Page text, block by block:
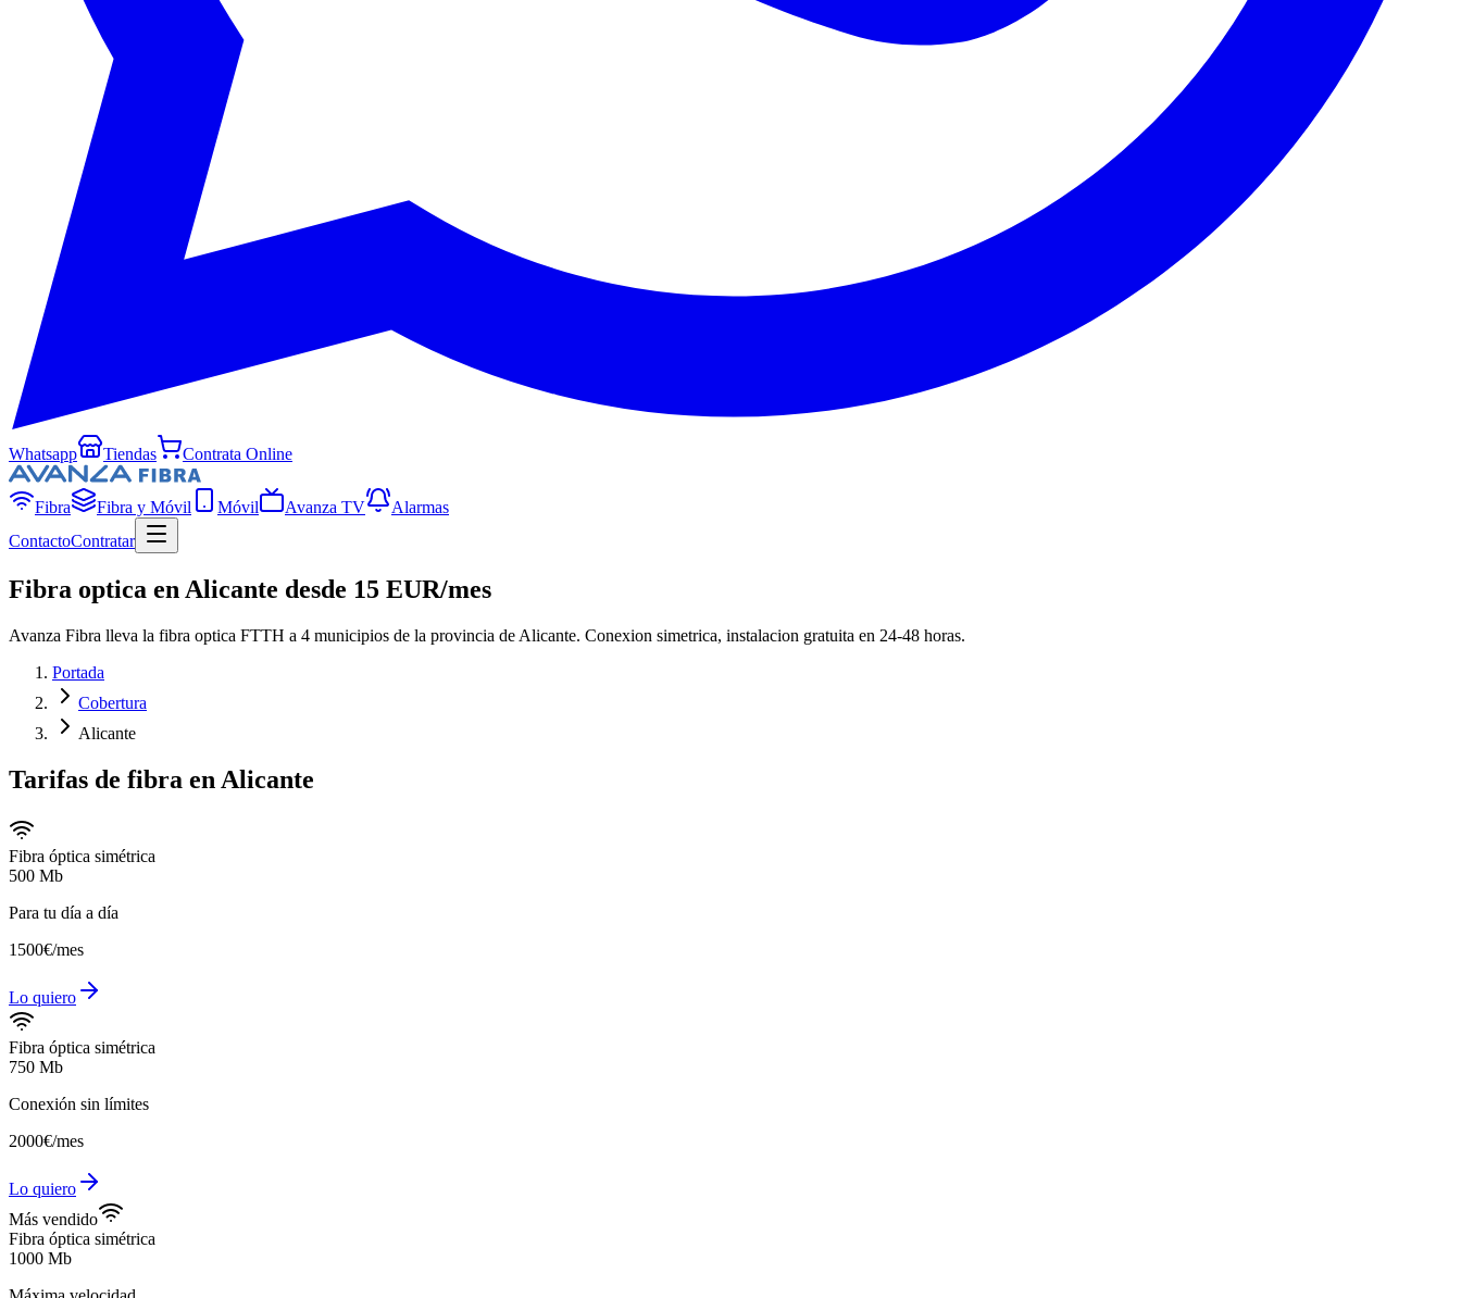
Whatsapp Tiendas Contrata Online
Fibra Fibra y Móvil Móvil Avanza TV
Alarmas
ContactoContratar
Fibra optica en Alicante desde 15 EUR/mes
Avanza Fibra lleva la fibra optica FTTH a 4 municipios de la provincia de Alicante. Conexion simetrica, instalacion gratuita en 24-48 horas.
Portada
Cobertura
Alicante
Tarifas de fibra en Alicante
Fibra óptica simétrica
500 Mb
Para tu día a día
1500€/mes
Lo quiero
Fibra óptica simétrica
750 Mb
Conexión sin límites
2000€/mes
Lo quiero
Más vendido
Fibra óptica simétrica
1000 Mb